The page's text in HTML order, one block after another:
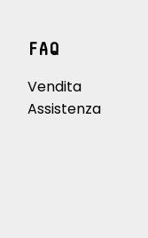
FAQ
Vendita
Assistenza